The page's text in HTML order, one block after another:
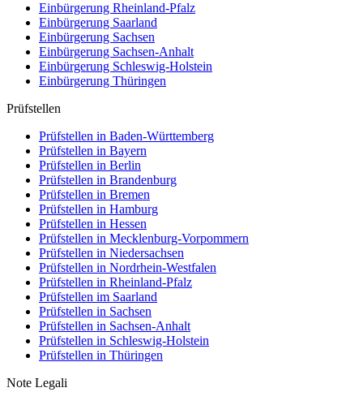
Einbürgerung Rheinland-Pfalz
Einbürgerung Saarland
Einbürgerung Sachsen
Einbürgerung Sachsen-Anhalt
Einbürgerung Schleswig-Holstein
Einbürgerung Thüringen
Prüfstellen
Prüfstellen in Baden-Württemberg
Prüfstellen in Bayern
Prüfstellen in Berlin
Prüfstellen in Brandenburg
Prüfstellen in Bremen
Prüfstellen in Hamburg
Prüfstellen in Hessen
Prüfstellen in Mecklenburg-Vorpommern
Prüfstellen in Niedersachsen
Prüfstellen in Nordrhein-Westfalen
Prüfstellen in Rheinland-Pfalz
Prüfstellen im Saarland
Prüfstellen in Sachsen
Prüfstellen in Sachsen-Anhalt
Prüfstellen in Schleswig-Holstein
Prüfstellen in Thüringen
Note Legali